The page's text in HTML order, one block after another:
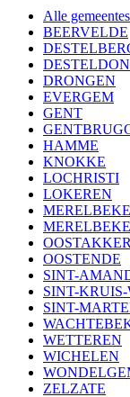
Alle gemeentes
BEERVELDE
DRONGEN
EVERGEM
GENT
HAMME
KNOKKE
LOCHRISTI
LOKEREN
MERELBEKE
OOSTAKKER
OOSTENDE
SINT-
SINT-
SINT-
WETTEREN
WICHELEN
ZELZATE